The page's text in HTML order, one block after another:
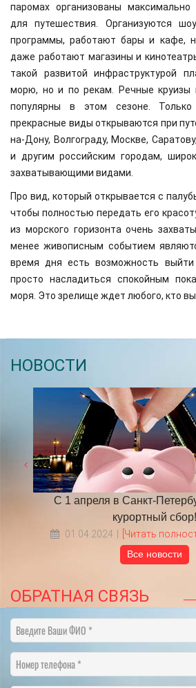
паромах организованы
для путешествия. Организуются
программы, работают бары и кафе,
даже работают магазины и
такой развитой инфраструктурой
морю, но и по рекам. Речные круизы
популярны в этом сезоне. Только
прекрасные виды открываются при
на-Дону, Волгограду, Москве,
и другим российским городам,
захватывающими видами.
Про вид, который открывается с
чтобы полностью передать его
из морского горизонта очень
менее живописным событием
время дня есть возможность
просто насладиться спокойным
моря. Это зрелище ждет любого, кто
НОВОСТИ
С 1 апреля в Санкт-
курортный сбор!
01.04.2024 [Читать
Все новости
ОБРАТНАЯ СВЯЗЬ
Введите Ваши ФИО
Номер телефона